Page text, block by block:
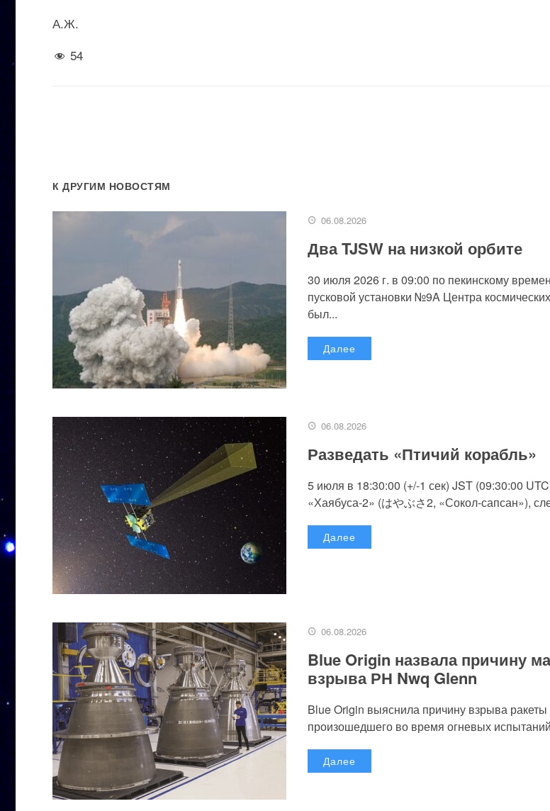
А.Ж.
54
К ДРУГИМ НОВОСТЯМ
06.08.2026
Два TJSW на низкой орбите
30 июля 2026 г. в 09:00 по пекинскому
пусковой установки №9A Центра
был...
Далее
06.08.2026
Разведать «Птичий корабль»
5 июля в 18:30:00 (+/-1 сек) JST (09:30:00
«Хаябуса-2» (はやぶさ2, «Сокол-сапсан»),
Далее
06.08.2026
Blue Origin назвала причину
взрыва РН Nwq Glenn
Blue Origin выяснила причину взрыва
произошедшего во время огневых
Далее